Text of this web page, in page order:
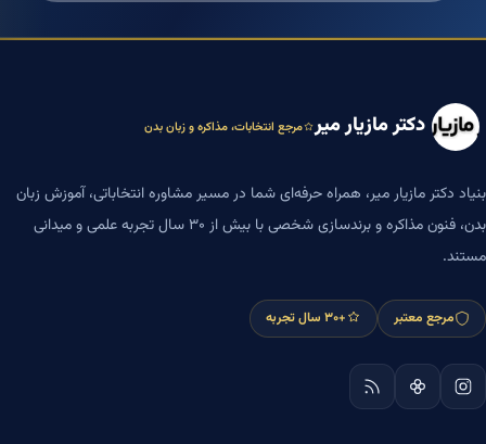
دکتر مازیار میر مرجع انتخابات، مذاکره و زبان بدن
بنیاد دکتر مازیار میر، همراه حرفه‌ای شما در مسیر مشاوره انتخاباتی، آموزش زبان
بدن، فنون مذاکره و برندسازی شخصی با بیش از ۳۰ سال تجربه علمی و میدانی
مستند.
مرجع معتبر +۳۰ سال تجربه